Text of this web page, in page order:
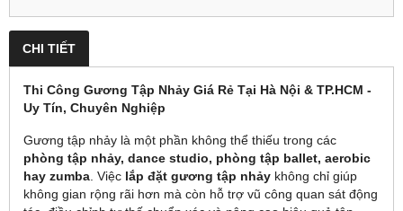
CHI TIẾT
Thi Công Gương Tập Nhảy Giá Rẻ Tại Hà Nội & TP.HCM -
Uy Tín, Chuyên Nghiệp
Gương tập nhảy là một phần không thể thiếu trong các
phòng tập nhảy, dance studio, phòng tập ballet, aerobic
hay zumba . Việc lắp đặt gương tập nhảy không chỉ giúp
không gian rộng rãi hơn mà còn hỗ trợ vũ công quan sát động